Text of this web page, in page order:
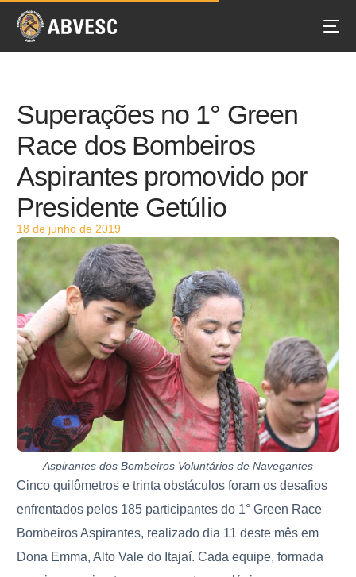
Superações no 1° Green
Race dos Bombeiros
Aspirantes promovido por
Presidente Getúlio
18 de junho de 2019
Aspirantes dos Bombeiros Voluntários de Navegantes
Cinco quilômetros e trinta obstáculos foram os desafios
enfrentados pelos 185 participantes do 1° Green Race
Bombeiros Aspirantes, realizado dia 11 deste mês em
Dona Emma, Alto Vale do Itajaí. Cada equipe, formada